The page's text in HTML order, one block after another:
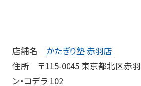
店舗名 かたぎり塾 赤羽店
住所 〒115-0045 東京都北区赤羽
ン・コデラ 102